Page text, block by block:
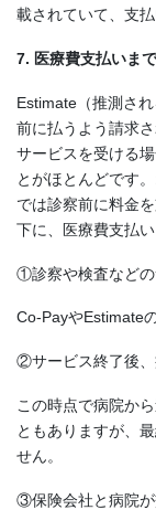
載されていて、支
7. 医療費支払いま
Estimate（推測さ
前に払うよう請求
サービスを受ける
とがほとんどです
では診察前に料金
下に、医療費支払
①診察や検査などの
Co-PayやEstimate
②サービス終了後、
この時点で病院か
ともありますが、
せん。
③保険会社と病院が